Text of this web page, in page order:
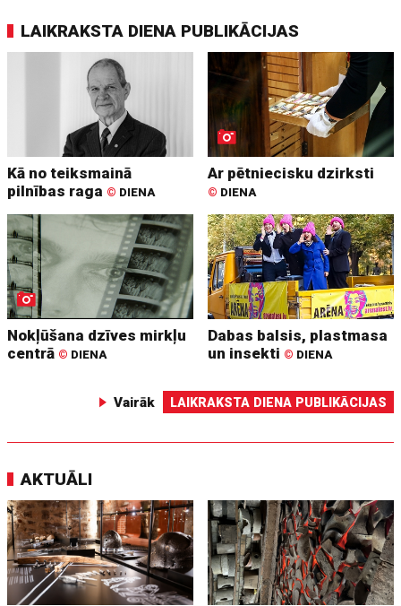
LAIKRAKSTA DIENA PUBLIKĀCIJAS
Kā no teiksmainā
pilnības raga © DIENA
Ar pētniecisku dzirksti
© DIENA
Nokļūšana dzīves mirkļu
centrā © DIENA
Dabas balsis, plastmasa
un insekti © DIENA
Vairāk LAIKRAKSTA DIENA PUBLIKĀCIJAS
AKTUĀLI